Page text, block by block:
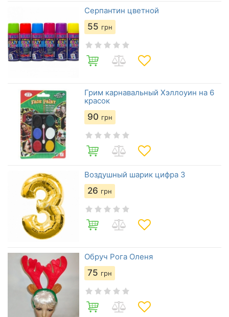
Серпантин цветной
55 грн
Грим карнавальный Хэллоуин на 6
красок
90 грн
Воздушный шарик цифра 3
26 грн
Обруч Рога Оленя
75 грн